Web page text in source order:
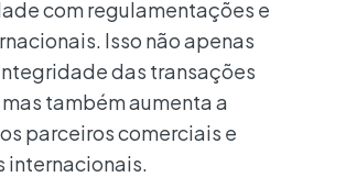
com regulamentações e
Isso não apenas
das transações
também aumenta a
parceiros comerciais e
internacionais.